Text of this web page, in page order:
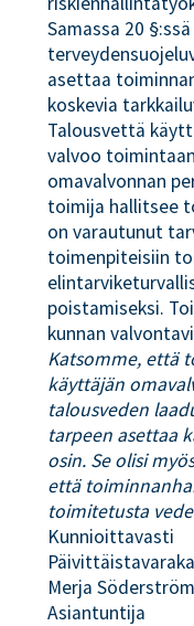
Samassa 20
asettaa
koskevia
Talousvettä
valvoo
omavalvonnan
toimija hallitsee
on varautunut
toimenpiteisiin
poistamiseksi.
kunnan
Katsomme, että
käyttäjän
talousveden
tarpeen asettaa
osin. Se olisi
että
toimitetusta
Kunnioittavasti
Merja Söderström
Asiantuntija